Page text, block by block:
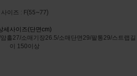
사이즈 : F(55~77)
세사이즈(단면cm)
홀27/소매기장26.5/소매단면29/팔통29/스트랩길
이 150이상